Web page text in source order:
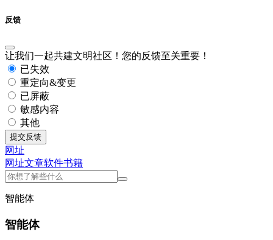
反馈
让我们一起共建文明社区！您的反馈至关重要！
已失效
重定向&变更
已屏蔽
敏感内容
其他
提交反馈
网址
网址文章软件书籍
智能体
智能体